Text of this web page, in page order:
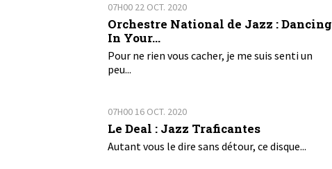
07H00 22 OCT. 2020
Orchestre National de Jazz : Dancing
In Your...
Pour ne rien vous cacher, je me suis senti un
peu...
07H00 16 OCT. 2020
Le Deal : Jazz Traficantes
Autant vous le dire sans détour, ce disque...